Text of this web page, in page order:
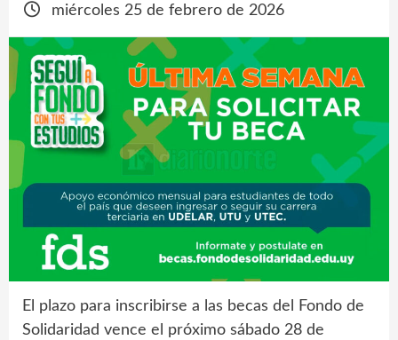
miércoles 25 de febrero de 2026
El plazo para inscribirse a las becas del Fondo de
Solidaridad vence el próximo sábado 28 de